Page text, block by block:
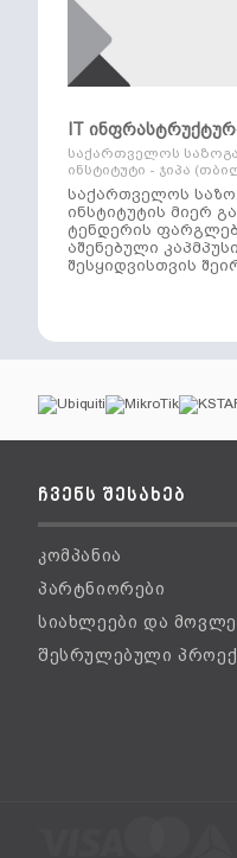
IT
საქართველოს
ინსტიტუტი - ჯიპა
საქართველოს
ინსტიტუტის მიერ
ტენდერის
აშენებული
შესყიდვისთვის
ჩვენს შესახებ
კომპანია
პარტნიორები
სიახლეები და
შესრულებული